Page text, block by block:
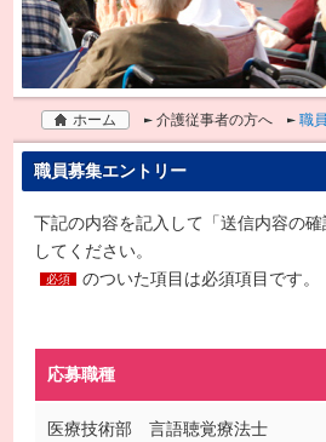
ホーム 介護従事者の方へ 職
職員募集エントリー
下記の内容を記入して「送信内容の
してください。
必須 のついた項目は必須項目です。
応募職種
医療技術部 言語聴覚療法士